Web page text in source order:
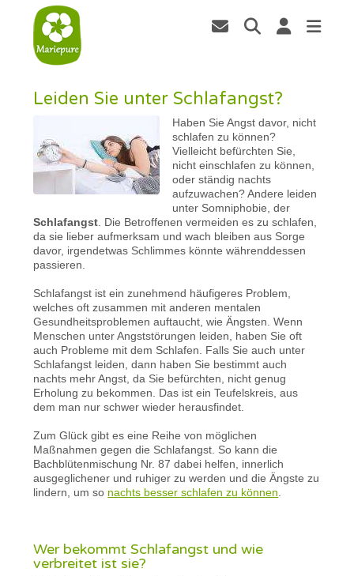
Leiden Sie unter Schlafangst?
Haben Sie Angst davor, nicht
schlafen zu können?
Vielleicht befürchten Sie,
nicht einschlafen zu können,
oder ständig nachts
aufzuwachen? Andere leiden
unter Somniphobie, der
Schlafangst . Die Betroffenen vermeiden es zu schlafen,
da sie lieber aufmerksam und wach bleiben aus Sorge
davor, irgendetwas Schlimmes könnte währenddessen
passieren.
Schlafangst ist ein zunehmend häufigeres Problem,
welches oft zusammen mit anderen mentalen
Gesundheitsproblemen auftaucht, wie Ängsten. Wenn
Menschen unter Angststörungen leiden, haben Sie oft
auch Probleme mit dem Schlafen. Falls Sie auch unter
Schlafangst leiden, dann haben Sie bestimmt auch
nachts mehr Angst, da Sie befürchten, nicht genug
Erholung zu bekommen. Das ist ein Teufelskreis, aus
dem man nur schwer wieder herausfindet.
Zum Glück gibt es eine Reihe von möglichen
Maßnahmen gegen die Schlafangst. So kann die
Bachblütenmischung Nr. 87 dabei helfen, innerlich
ausgeglichener und ruhiger zu werden und die Ängste zu
lindern, um so nachts besser schlafen zu können
Wer bekommt Schlafangst und wie
verbreitet ist sie?